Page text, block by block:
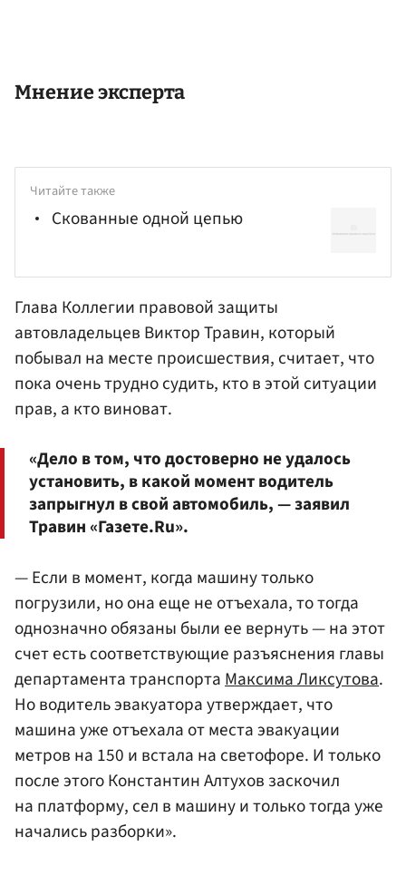
Мнение эксперта
Читайте также
Скованные одной цепью
Глава Коллегии правовой защиты
автовладельцев ВикторТравин, который
побывал на месте происшествия, считает, что
пока очень трудно судить, кто в этой ситуации
прав, а кто виноват.
«Дело в том, что достоверно не удалось
установить, в какой момент водитель
запрыгнул в свой автомобиль, — заявил
Травин «Газете.Ru».
— Если в момент, когда машину только
погрузили, но она еще не отъехала, то тогда
однозначно обязаны были ее вернуть — на этот
счет есть соответствующие разъяснения главы
департамента транспорта Максима Ликсутова.
Но водитель эвакуатора утверждает, что
машина уже отъехала от места эвакуации
метров на 150 и встала на светофоре. И только
после этого Константин Алтухов заскочил
на платформу, сел в машину и только тогда уже
начались разборки».